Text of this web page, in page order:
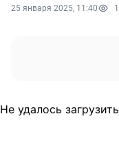
25 января 2025, 11:40
Не удалось